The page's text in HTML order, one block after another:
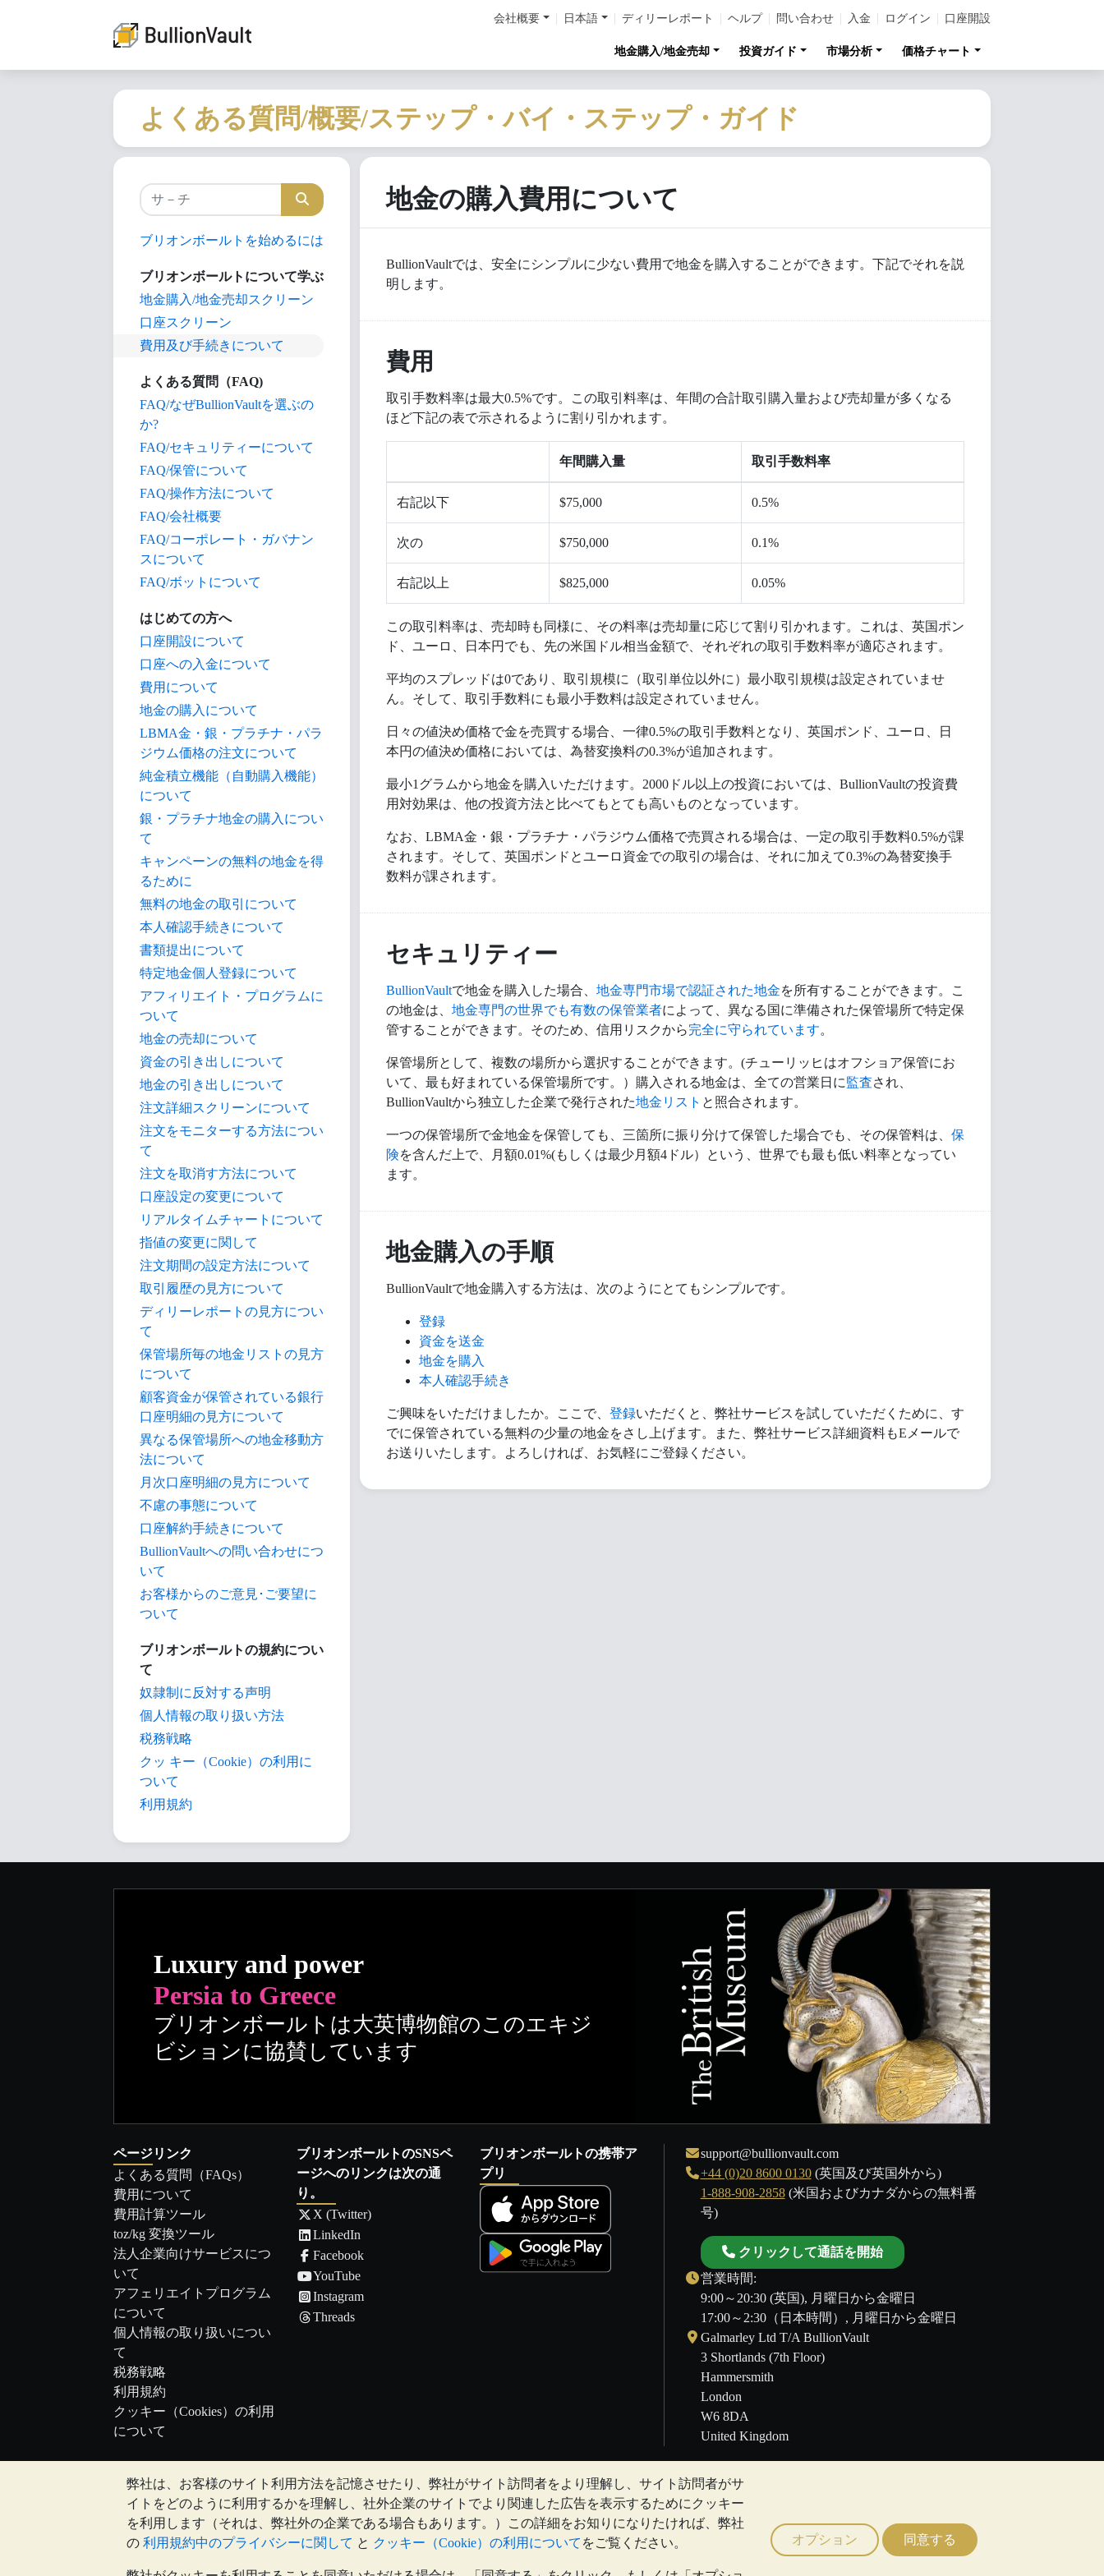
弊社は、お客様のサイト利用方法を記憶させたり、弊社がサイト訪問者をより理解し、サイト訪問者がサ
イトをどのように利用するかを理解し、社外企業のサイトでより関連した広告を表示するためにクッキー
を利用します（それは、弊社外の企業である場合もあります。）この詳細をお知りになりたければ、弊社
の 利用規約中のプライバシーに関して と クッキー（Cookie）の利用について をご覧ください。 オプション 同意する
会社概要 日本語 ディリーレポート ヘルプ 問い合わせ 入金 ログイン 口座開設
地金購入/地金売却 投資ガイド 市場分析 価格チャート
よくある質問/概要/ステップ・バイ・ステップ・ガイド
ブリオンボールトを始めるには
ブリオンボールトについて学ぶ
地金購入/地金売却スクリーン
口座スクリーン
費用及び手続きについて
よくある質問（FAQ)
FAQ/なぜBullionVaultを選ぶの
か?
FAQ/セキュリティーについて
FAQ/保管について
FAQ/操作方法について
FAQ/会社概要
FAQ/コーポレート・ガバナン
スについて
FAQ/ボットについて
はじめての方へ
口座開設について
口座への入金について
費用について
地金の購入について
LBMA金・銀・プラチナ・パラ
ジウム価格の注文について
純金積立機能（自動購入機能）
について
銀・プラチナ地金の購入につい
て
キャンペーンの無料の地金を得
るために
無料の地金の取引について
本人確認手続きについて
書類提出について
特定地金個人登録について
アフィリエイト・プログラムに
ついて
地金の売却について
資金の引き出しについて
地金の引き出しについて
注文詳細スクリーンについて
注文をモニターする方法につい
て
注文を取消す方法について
口座設定の変更について
リアルタイムチャートについて
指値の変更に関して
注文期間の設定方法について
取引履歴の見方について
ディリーレポートの見方につい
て
保管場所毎の地金リストの見方
について
顧客資金が保管されている銀行
口座明細の見方について
異なる保管場所への地金移動方
法について
月次口座明細の見方について
不慮の事態について
口座解約手続きについて
BullionVaultへの問い合わせにつ
いて
お客様からのご意見･ご要望に
ついて
ブリオンボールトの規約につい
て
奴隷制に反対する声明
個人情報の取り扱い方法
税務戦略
クッ キー（Cookie）の利用に
ついて
利用規約
地金の購入費用について
BullionVaultでは、安全にシンプルに少ない費用で地金を購入することができます。下記でそれを説
明します。
費用
取引手数料率は最大0.5%です。この取引料率は、年間の合計取引購入量および売却量が多くなる
ほど下記の表で示されるように割り引かれます。
年間購入量 取引手数料率
右記以下 $75,000 0.5%
次の $750,000 0.1%
右記以上 $825,000 0.05%
この取引料率は、売却時も同様に、その料率は売却量に応じて割り引かれます。これは、英国ポン
ド、ユーロ、日本円でも、先の米国ドル相当金額で、それぞれの取引手数料率が適応されます。
平均のスプレッドは0であり、取引規模に（取引単位以外に）最小取引規模は設定されていませ
ん。そして、取引手数料にも最小手数料は設定されていません。
日々の値決め価格で金を売買する場合、一律0.5%の取引手数料となり、英国ポンド、ユーロ、日
本円の値決め価格においては、為替変換料の0.3%が追加されます。
最小1グラムから地金を購入いただけます。2000ドル以上の投資においては、BullionVaultの投資費
用対効果は、他の投資方法と比べてもとても高いものとなっています。
なお、LBMA金・銀・プラチナ・パラジウム価格で売買される場合は、一定の取引手数料0.5%が課
されます。そして、英国ポンドとユーロ資金での取引の場合は、それに加えて0.3%の為替変換手
数料が課されます。
セキュリティー
BullionVaultで地金を購入した場合、 地金専門市場で認証された地金を所有することができます。こ
の地金は、 地金専門の世界でも有数の保管業者によって、異なる国に準備された保管場所で特定保
管することができます。そのため、信用リスクから完全に守られています。
保管場所として、複数の場所から選択することができます。(チューリッヒはオフショア保管にお
いて、最も好まれている保管場所です。）購入される地金は、全ての営業日に監査され、
BullionVaultから独立した企業で発行された地金リスト と照合されます。
一つの保管場所で金地金を保管しても、三箇所に振り分けて保管した場合でも、その保管料は、 保
険を含んだ上で、月額0.01%(もしくは最少月額4ドル）という、世界でも最も低い料率となってい
ます。
地金購入の手順
BullionVaultで地金購入する方法は、次のようにとてもシンプルです。
登録
資金を送金
地金を購入
本人確認手続き
ご興味をいただけましたか。ここで、 登録いただくと、弊社サービスを試していただくために、す
でに保管されている無料の少量の地金をさし上げます。また、弊社サービス詳細資料もEメールで
お送りいたします。よろしければ、お気軽にご登録ください。
Luxury and power
Persia to Greece
ブリオンボールトは大英博物館のこのエキジ
ビションに協賛しています
ページリンク
よくある質問（FAQs）
費用について
費用計算ツール
toz/kg 変換ツール
法人企業向けサービスにつ
いて
アフェリエイトプログラム
について
個人情報の取り扱いについ
て
税務戦略
利用規約
クッキー（Cookies）の利用
について
ブリオンボールトのSNSペ
ージへのリンクは次の通
り。
X (Twitter)
LinkedIn
Facebook
YouTube
Instagram
Threads
ブリオンボールトの携帯ア
プリ
support@bullionvault.com
+44 (0)20 8600 0130(英国及び英国外から)
1-888-908-2858(米国およびカナダからの無料番
号)
クリックして通話を開始
営業時間:
9:00～20:30 (英国), 月曜日から金曜日
17:00～2:30（日本時間）, 月曜日から金曜日
Galmarley Ltd T/A BullionVault
3 Shortlands (7th Floor)
Hammersmith
London
W6 8DA
United Kingdom
注: 貴金属の価値は下落することもあれば上昇することもあります。過去の傾向は、将来の価格の動きを保証するものではありません。BullionVault
のウェブサイト上、もしくはBullionVaultとのコミュニケーション上のいかなる内容も、投資に関する助言ではありません。顧客は、金及び銀地金
を所有することが適切かどうかを判断するために、専門家の助言を求めることをお勧めします。